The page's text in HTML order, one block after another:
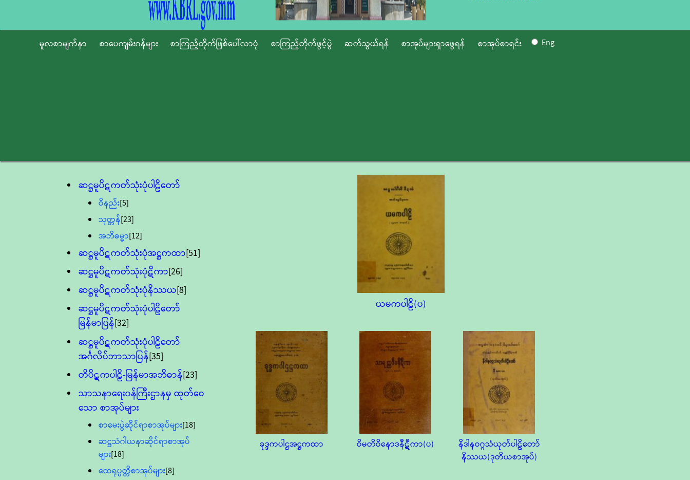
မူလစာမျက်နှာ စာပေကျမ်းဂန်များ စာကြည့်တိုက်ဖြစ်ပေါ်လာပုံ စာကြည့်တိုက်ဖွင့်ပွဲ ဆက်သွယ်ရန် စာအုပ်များရှာဖွေရန် စာအုပ်စာရင်း Eng
ဆဋ္ဌမူပိဋကတ်သုံးပုံပါဠိတော်
ဝိနည်း[5]
သုတ္တန်[23]
အဘိဓမ္မာ[12]
ဆဋ္ဌမူပိဋကတ်သုံးပုံအဋ္ဌကထာ[51]
ဆဋ္ဌမူပိဋကတ်သုံးပုံဋီကာ[26]
ဆဋ္ဌမူပိဋကတ်သုံးပုံနိဿယ[8]
ဆဋ္ဌမူပိဋကတ်သုံးပုံပါဠိတော်
မြန်မာပြန်[32]
ဆဋ္ဌမူပိဋကတ်သုံးပုံပါဠိတော်
အင်္ဂလိပ်ဘာသာပြန်[35]
တိပိဋကပါဠိ-မြန်မာအဘိဓာန်[23]
သာသနာရေး၀န်ကြီးဌာနမှ ထုတ်ဝေ
သော စာအုပ်များ
စာမေးပွဲဆိုင်ရာစာအုပ်များ[18]
ဆဋ္ဌသံဂါယနာဆိုင်ရာစာအုပ်
များ[18]
ထေရုပ္ပတ္တိစာအုပ်များ[8]
ယမကပါဠိ(ပ)
ခုဒ္ဒကပါဌအဋ္ဌကထာ ဝိမတိဝိနောဒနီဋီကာ(ပ)
နိဒါနဝဂ္ဂသံယုတ်ပါဠိတော်
နိဿယ(ဒုတိယစာအုပ်)